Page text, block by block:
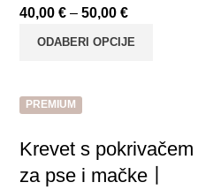
40,00 € – 50,00 €
ODABERI OPCIJE
PREMIUM
Krevet s pokrivačem
za pse i mačke丨